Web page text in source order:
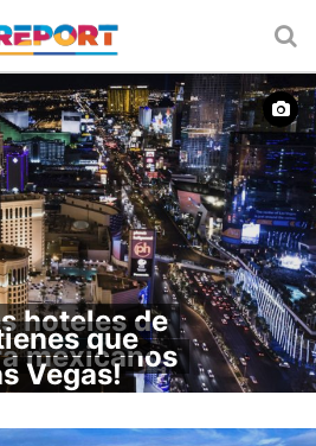
hoteles de
mexicanos
que
Vegas!